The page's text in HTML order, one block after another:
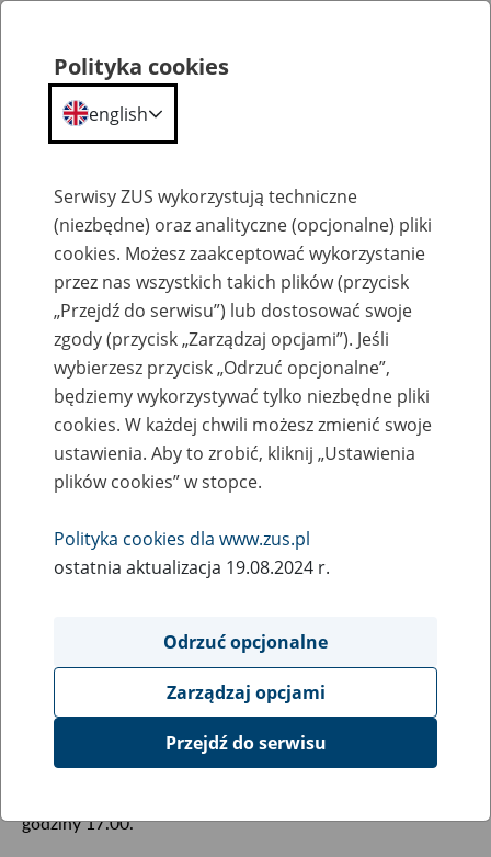
Komunikaty
Chwilowa niedostępność informacji o
bonie turystycznym na PUE ZUS
13
August
2020
bonie turystycznym. Osoby uprawnione nie widzą zakładki
[Polski Bon Turystyczny]. Nie widać też zakładki [Podmiot
Turystyczny]. Nie można również korzystać z aplikacji do
obsługi płatności (aplikacja dla recepcjonistów).
godziny 17.00.
Polityka cookies
english
Serwisy ZUS wykorzystują techniczne
(niezbędne) oraz analityczne (opcjonalne) pliki
cookies. Możesz zaakceptować wykorzystanie
przez nas wszystkich takich plików (przycisk
„Przejdź do serwisu”) lub dostosować swoje
zgody (przycisk „Zarządzaj opcjami”). Jeśli
wybierzesz przycisk „Odrzuć opcjonalne”,
będziemy wykorzystywać tylko niezbędne pliki
cookies. W każdej chwili możesz zmienić swoje
ustawienia. Aby to zrobić, kliknij „Ustawienia
plików cookies” w stopce.
Polityka cookies dla www.zus.pl
ostatnia aktualizacja 19.08.2024 r.
Odrzuć opcjonalne
Zarządzaj opcjami
Przejdź do serwisu